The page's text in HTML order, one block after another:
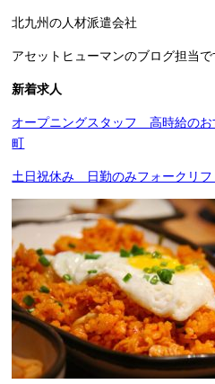
北九州の人材派遣会社
アセットヒューマンのブログ担当で
新着求人
オープニングスタッフ 高時給の
町
土日祝休み 日勤のみフォークリ